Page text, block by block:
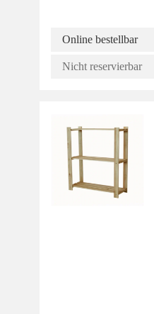
Online bestellbar
Nicht reservierbar